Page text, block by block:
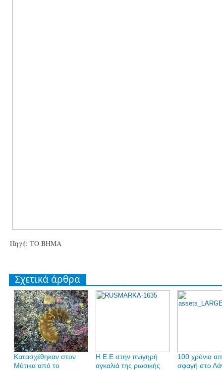
Πηγή: ΤΟ ΒΗΜΑ
Σχετικά άρθρα
Κατασχέθηκαν στον
Μύτικα από το
H E.E στην πνιγηρή
αγκαλιά της ρωσικής
100 χρόνια
σφαγή στο